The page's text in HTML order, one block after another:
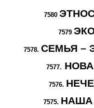
7580
7579
7578. СЕМЬЯ –
7577.
7576.
7575. НАША